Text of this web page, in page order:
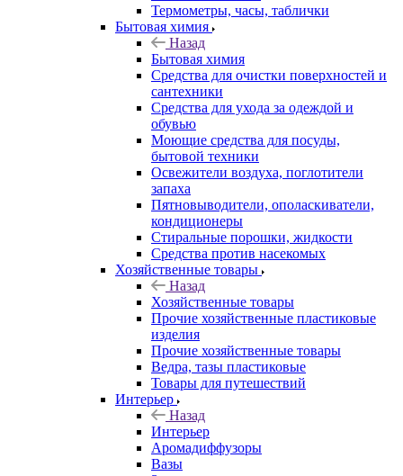
Термометры, часы, таблички
Бытовая химия
Назад
Бытовая химия
Средства для очистки поверхностей и
сантехники
Средства для ухода за одеждой и
обувью
Моющие средства для посуды,
бытовой техники
Освежители воздуха, поглотители
запаха
Пятновыводители, ополаскиватели,
кондиционеры
Стиральные порошки, жидкости
Средства против насекомых
Хозяйственные товары
Назад
Хозяйственные товары
Прочие хозяйственные пластиковые
изделия
Прочие хозяйственные товары
Ведра, тазы пластиковые
Товары для путешествий
Интерьер
Назад
Интерьер
Аромадиффузоры
Вазы